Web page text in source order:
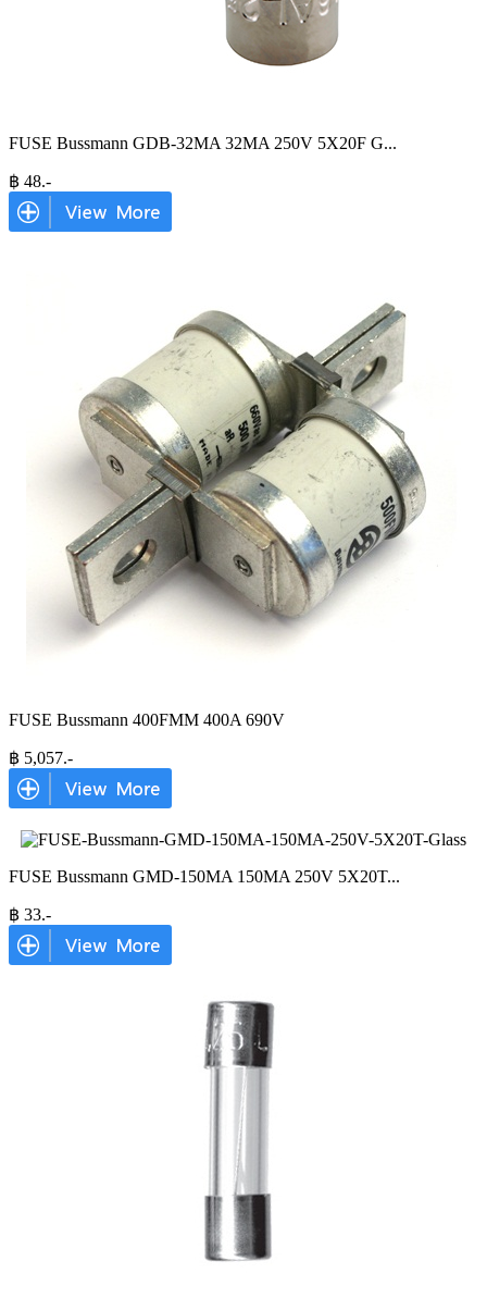
FUSE Bussmann GDB-32MA 32MA 250V 5X20F G...
฿ 48.-
FUSE Bussmann 400FMM 400A 690V
฿ 5,057.-
FUSE Bussmann GMD-150MA 150MA 250V 5X20T...
฿ 33.-